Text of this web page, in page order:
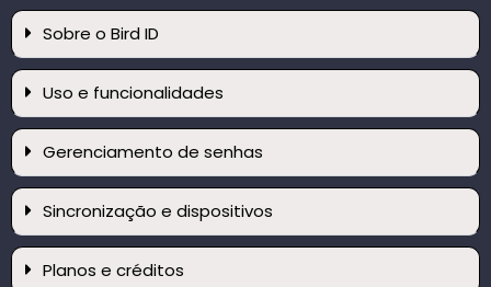
Sobre o Bird ID
Uso e funcionalidades
Gerenciamento de senhas
Sincronização e dispositivos
Planos e créditos